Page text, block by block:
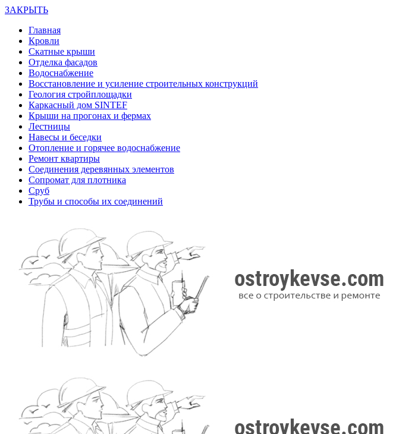
ЗАКРЫТЬ
Главная
Кровли
Скатные крыши
Отделка фасадов
Водоснабжение
Восстановление и усиление строительных конструкций
Геология стройплощадки
Каркасный дом SINTEF
Крыши на прогонах и фермах
Лестницы
Навесы и беседки
Отопление и горячее водоснабжение
Ремонт квартиры
Соединения деревянных элементов
Сопромат для плотника
Сруб
Трубы и способы их соединений